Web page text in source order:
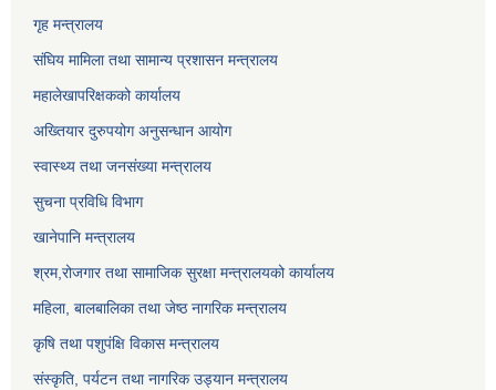
गृह मन्त्रालय
संघिय मामिला तथा सामान्य प्रशासन मन्त्रालय
महालेखापरिक्षकको कार्यालय
अख्तियार दुरुपयोग अनुसन्धान आयोग
स्वास्थ्य तथा जनसंख्या मन्त्रालय
सुचना प्रविधि विभाग
खानेपानि मन्त्रालय
श्रम,रोजगार तथा सामाजिक सुरक्षा मन्त्रालयको कार्यालय
महिला, बालबालिका तथा जेष्ठ नागरिक मन्त्रालय
कृषि तथा पशुपंक्षि विकास मन्त्रालय
संस्कृति, पर्यटन तथा नागरिक उड्‍यान मन्त्रालय